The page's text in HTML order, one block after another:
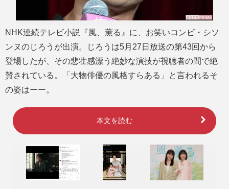
NHK連続テレビ小説『風、薫る』に、お笑いコンビ・シソ
ンヌのじろうが出演。じろうは5月27日放送の第43回から
登場したが、その悲壮感漂う絶妙な演技が視聴者の間で絶
賛されている。「大物俳優の風格すらある」と言われるそ
の姿はーー。
本文を読む